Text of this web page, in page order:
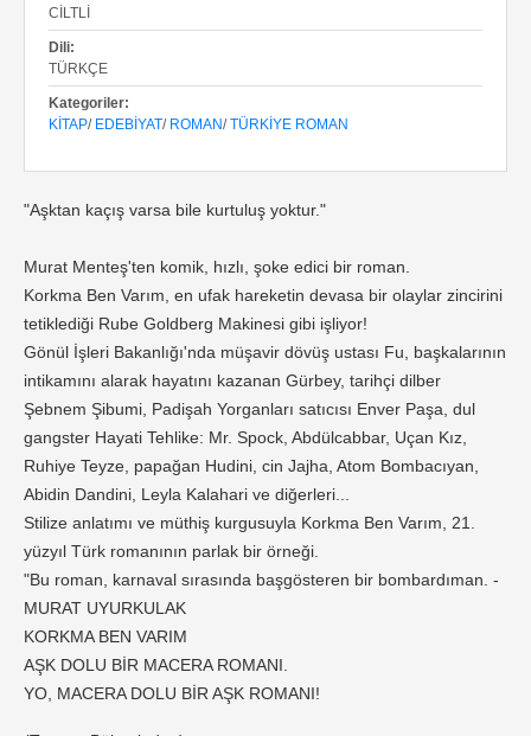
CILTLI
Dili:
TÜRKÇE
Kategoriler:
KITAP/ EDEBIYAT/ ROMAN/TÜRKIYE ROMAN
"Aşktan kaçış varsa bile kurtuluş yoktur."
Murat Menteş'ten komik, hızlı, şoke edici bir roman.
Korkma Ben Varım, en ufak hareketin devasa bir olaylar zincirini
tetiklediği Rube Goldberg Makinesi gibi işliyor!
Gönül İşleri Bakanlığı'nda müşavir dövüş ustası Fu, başkalarının
intikamını alarak hayatını kazanan Gürbey, tarihçi dilber
Şebnem Şibumi, Padişah Yorganları satıcısı Enver Paşa, dul
gangster Hayati Tehlike: Mr. Spock, Abdülcabbar, Uçan Kız,
Ruhiye Teyze, papağan Hudini, cin Jajha, Atom Bombacıyan,
Abidin Dandini, Leyla Kalahari ve diğerleri...
Stilize anlatımı ve müthiş kurgusuyla Korkma Ben Varım, 21.
yüzyıl Türk romanının parlak bir örneği.
"Bu roman, karnaval sırasında başgösteren bir bombardıman. -
MURAT UYURKULAK
KORKMA BEN VARIM
AŞK DOLU BİR MACERA ROMANI.
YO, MACERA DOLU BİR AŞK ROMANI!